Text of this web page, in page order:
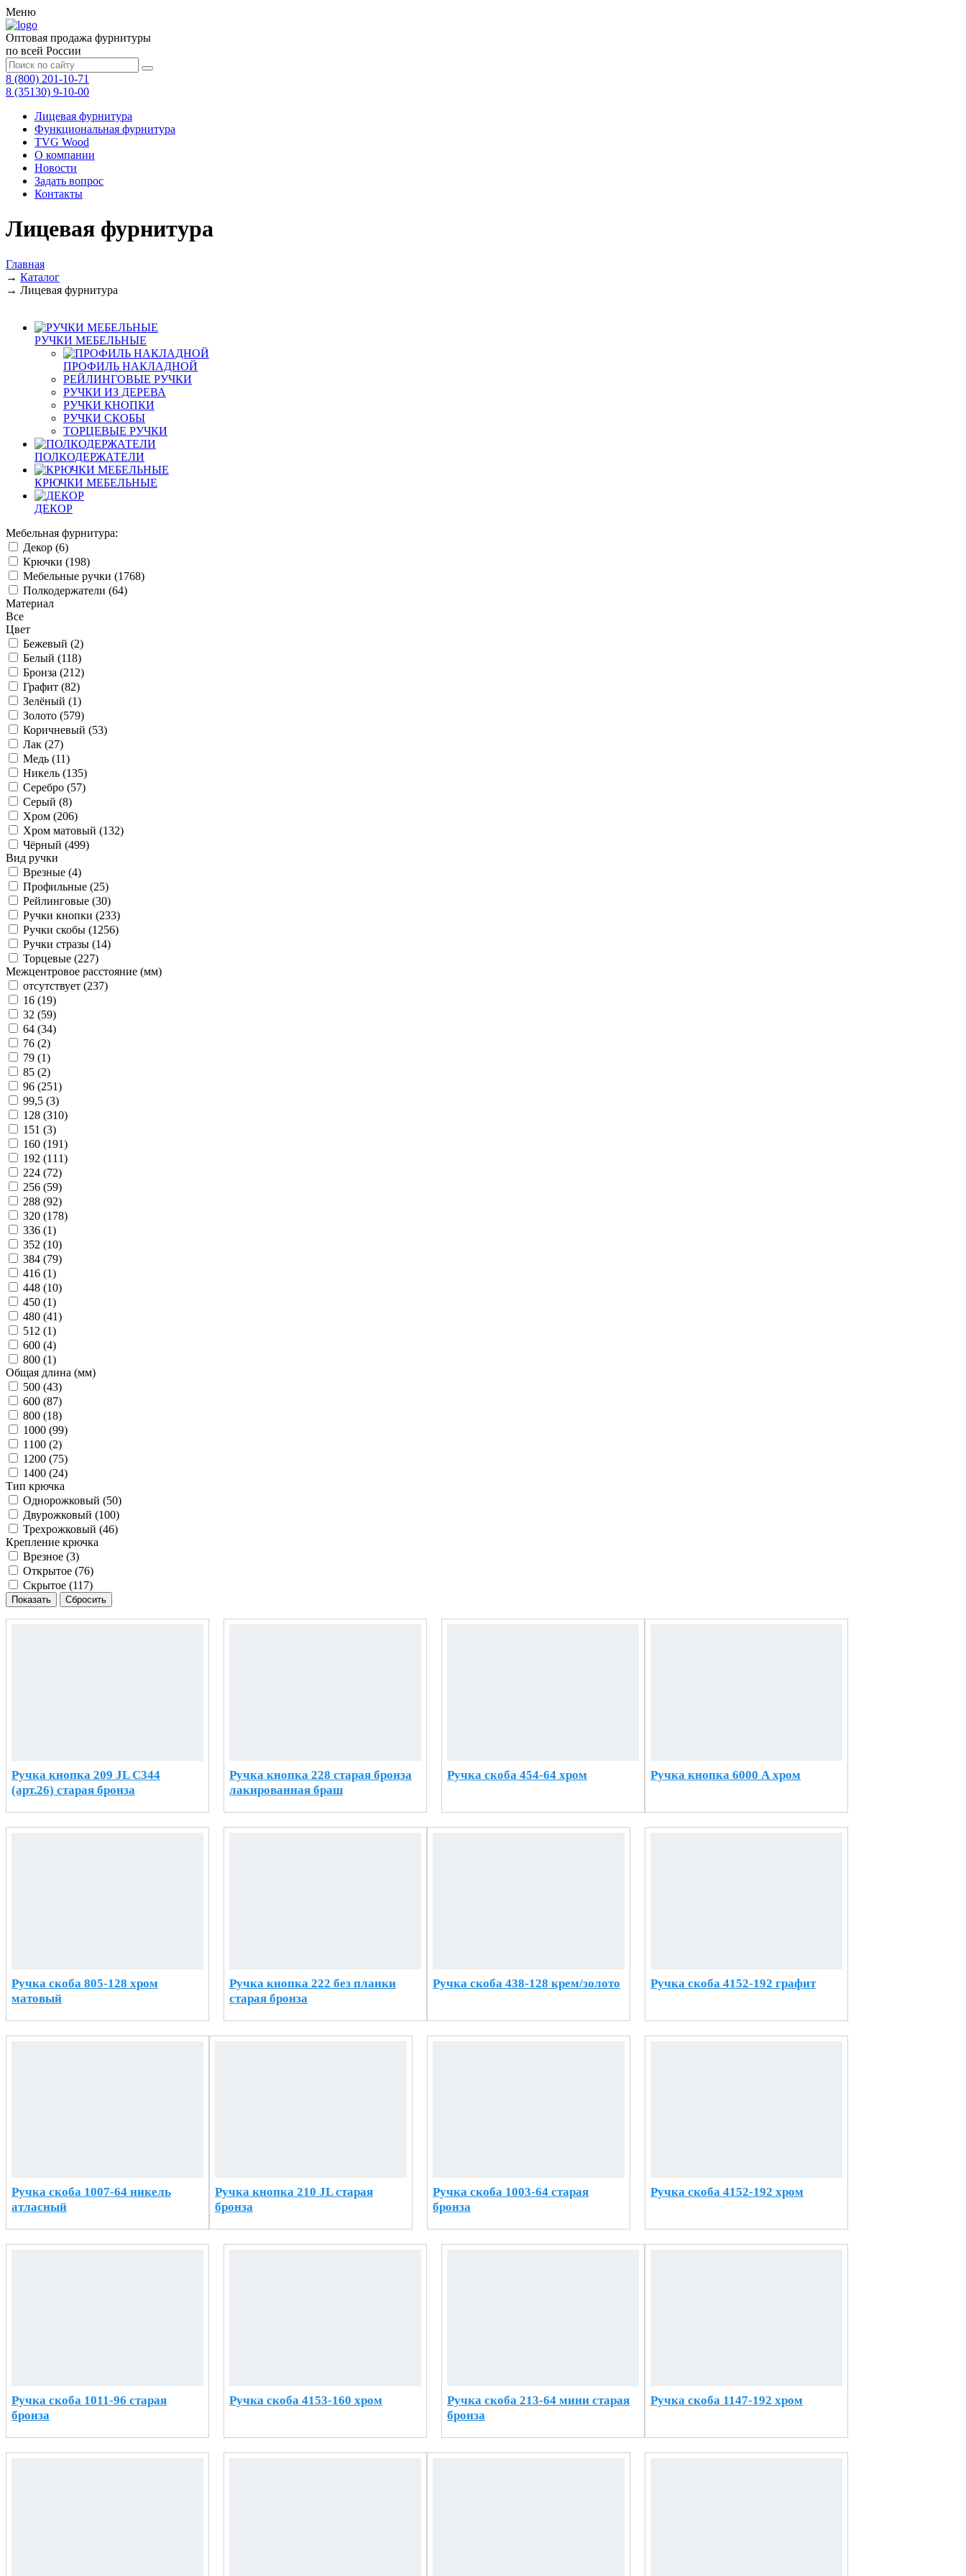
Меню
Оптовая продажа фурнитуры
по всей России
8 (800) 201-10-71
8 (35130) 9-10-00
Лицевая фурнитура
Функциональная фурнитура
TVG Wood
О компании
Новости
Задать вопрос
Контакты
Лицевая фурнитура
Главная
→ Каталог
→ Лицевая фурнитура
РУЧКИ МЕБЕЛЬНЫЕ
ПРОФИЛЬ НАКЛАДНОЙ
РЕЙЛИНГОВЫЕ РУЧКИ
РУЧКИ ИЗ ДЕРЕВА
РУЧКИ КНОПКИ
РУЧКИ СКОБЫ
ТОРЦЕВЫЕ РУЧКИ
ПОЛКОДЕРЖАТЕЛИ
КРЮЧКИ МЕБЕЛЬНЫЕ
ДЕКОР
Мебельная фурнитура:
Декор (6)
Крючки (198)
Мебельные ручки (1768)
Полкодержатели (64)
Материал
Все
Цвет
Бежевый (2)
Белый (118)
Бронза (212)
Графит (82)
Зелёный (1)
Золото (579)
Коричневый (53)
Лак (27)
Медь (11)
Никель (135)
Серебро (57)
Серый (8)
Хром (206)
Хром матовый (132)
Чёрный (499)
Вид ручки
Врезные (4)
Профильные (25)
Рейлинговые (30)
Ручки кнопки (233)
Ручки скобы (1256)
Ручки стразы (14)
Торцевые (227)
Межцентровое расстояние (мм)
отсутствует (237)
16 (19)
32 (59)
64 (34)
76 (2)
79 (1)
85 (2)
96 (251)
99,5 (3)
128 (310)
151 (3)
160 (191)
192 (111)
224 (72)
256 (59)
288 (92)
320 (178)
336 (1)
352 (10)
384 (79)
416 (1)
448 (10)
450 (1)
480 (41)
512 (1)
600 (4)
800 (1)
Общая длина (мм)
500 (43)
600 (87)
800 (18)
1000 (99)
1100 (2)
1200 (75)
1400 (24)
Тип крючка
Однорожковый (50)
Двурожковый (100)
Трехрожковый (46)
Крепление крючка
Врезное (3)
Открытое (76)
Скрытое (117)
Ручка кнопка 209 JL С344
(арт.26) старая бронза
Ручка кнопка 228 старая бронза
лакированная браш
Ручка скоба 454-64 хром Ручка кнопка 6000 А хром
Ручка скоба 805-128 хром
матовый
Ручка кнопка 222 без планки
старая бронза
Ручка скоба 438-128 крем/золото Ручка скоба 4152-192 графит
Ручка скоба 1007-64 никель
атласный
Ручка кнопка 210 JL старая
бронза
Ручка скоба 1003-64 старая
бронза
Ручка скоба 4152-192 хром
Ручка скоба 1011-96 старая
бронза
Ручка скоба 4153-160 хром
Ручка скоба 213-64 мини старая
бронза
Ручка скоба 1147-192 хром